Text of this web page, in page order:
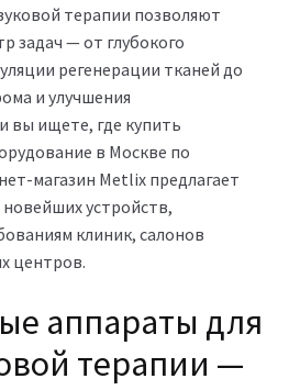
терапии позволяют
задач — от глубокого
регенерации тканей до
и улучшения
вы ищете, где купить
в Москве по
магазин Metlix предлагает
устройств,
клиник, салонов
центров.
аппараты для
терапии —